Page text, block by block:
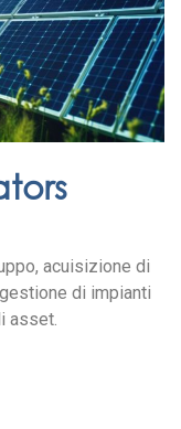
acuisizione di
di impianti
asset.